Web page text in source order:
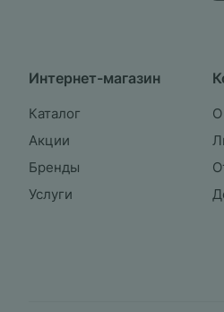
Интернет-магазин
Каталог
Акции
Бренды
Услуги
О